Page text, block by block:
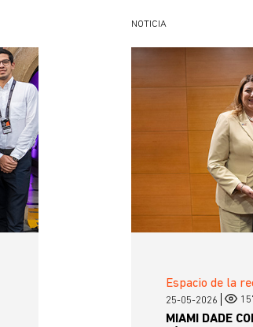
NOTICIA
Espacio de la
25-05-2026
MIAMI DADE